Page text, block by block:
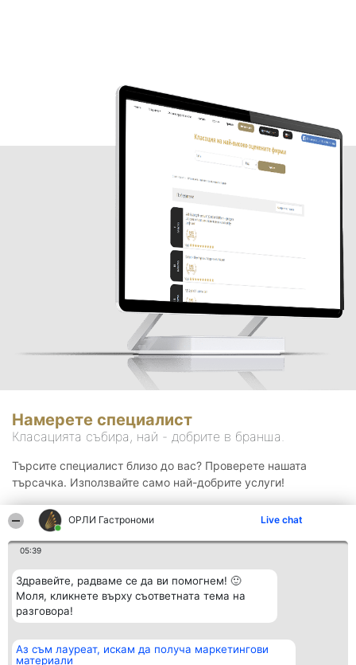
ОРЛИ Гастрономи Live chat
05:39
Здравейте, радваме се да ви помогнем! 🙂
Моля, кликнете върху съответната тема на
разговора!
Аз съм лауреат, искам да получа маркетингови
материали
Намерете специалист
Класацията събира, най - добрите в бранша.
Търсите специалист близо до вас? Проверете нашата
търсачка. Използвайте само най-добрите услуги!
Организатор на
класиране
Класация Контакти